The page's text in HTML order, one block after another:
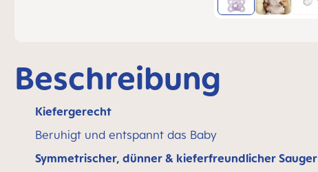
Beschreibung
Kiefergerecht
Beruhigt und entspannt das Baby
Symmetrischer, dünner & kieferfreundlicher Sauger